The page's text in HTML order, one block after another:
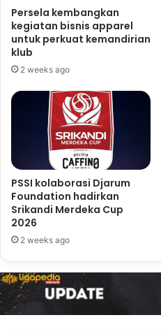
Persela kembangkan
kegiatan bisnis apparel
untuk perkuat kemandirian
klub
2 weeks ago
PSSI kolaborasi Djarum
Foundation hadirkan
Srikandi Merdeka Cup
2026
2 weeks ago